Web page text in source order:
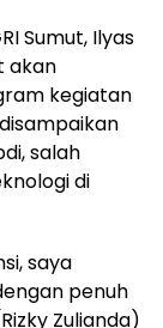
Sumut, Ilyas
akan
kegiatan
salah
di
saya
penuh
Zulianda)